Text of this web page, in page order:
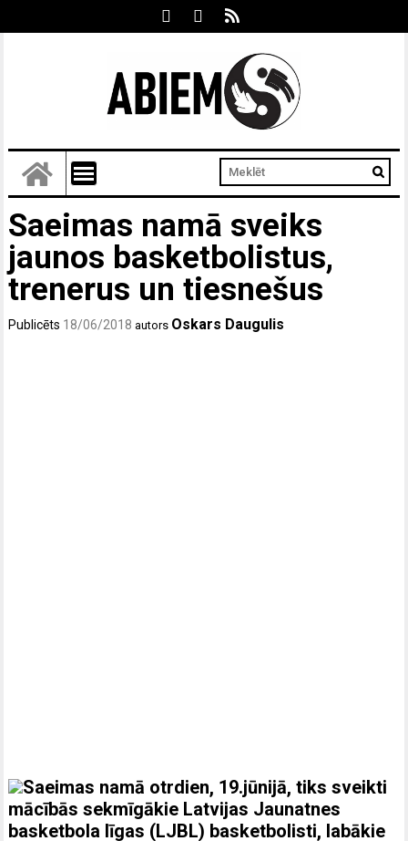
Saeimas namā sveiks
jaunos basketbolistus,
trenerus un tiesnešus
Publicēts 18/06/2018 autors Oskars Daugulis
Saeimas namā otrdien, 19.jūnijā, tiks sveikti
mācībās sekmīgākie Latvijas Jaunatnes
basketbola līgas (LJBL) basketbolisti, labākie